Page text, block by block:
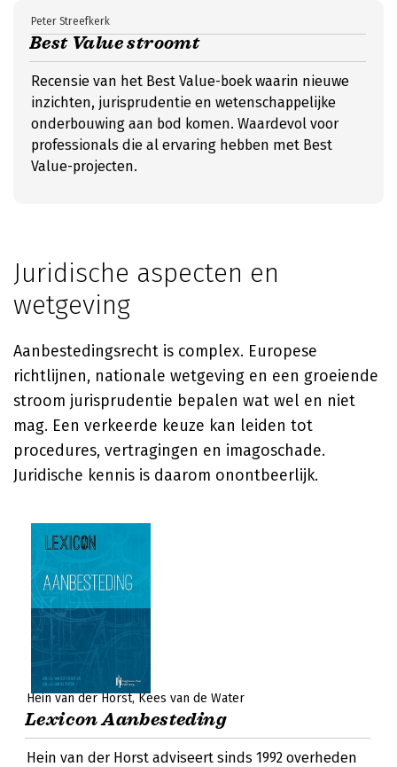
Best Value stroomt
Peter Streefkerk
Recensie van het Best Value-boek waarin nieuwe
inzichten, jurisprudentie en wetenschappelijke
onderbouwing aan bod komen. Waardevol voor
professionals die al ervaring hebben met Best
Value-projecten.
Juridische aspecten en
wetgeving
Aanbestedingsrecht is complex. Europese
richtlijnen, nationale wetgeving en een groeiende
stroom jurisprudentie bepalen wat wel en niet
mag. Een verkeerde keuze kan leiden tot
procedures, vertragingen en imagoschade.
Juridische kennis is daarom onontbeerlijk.
Hein van der Horst Kees van de Water
Lexicon Aanbesteding
Hein van der Horst adviseert sinds 1992 overheden